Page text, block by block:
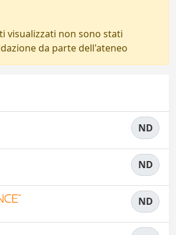
visualizzati non sono stati
da parte dell'ateneo
ND
ND
ND